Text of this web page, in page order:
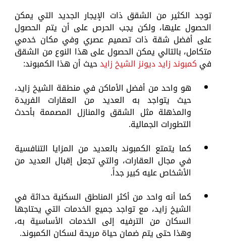
توجد الكثير من الشقق ذات الإيجار الجديد التي يمكن
الحصول عليها، ولكن يجب الحرص على أن يتم الحصول
على أفضل شقة ذات تصميم عصري وفي مكان خدمي
متكامل، بالتالي يمكن الحصول على هذا النوع من الشقق
في كمبوند زايد ديونز الشيخ زايدحيث أن هذا الكمبوند:
هو واحد من أفضل الأماكن في منطقة الشيخ زايد،
حيث يتواجد به العديد من العقارات الفريدة
والمذهلة مثل الشقق والمنازل المصممة بأحدث
التطورات الجمالية.
كما يتمتع الكمبوند بالعديد من المزايا التنافسية
في مجال العقارات، والتي تجعل إقبال العديد من
الأشخاص عليه كبير جداً.
كما أنه واحد من أكثر المناطق السكنية حداثة في
الشيخ زايد، مع تواجد جميع الخدمات التي يحتاجها
السكان من الترفيه إلى الخدمات الأساسية به،
وهذا حتى يتم ضمان حياة مريحة لسكان الكمبوند.